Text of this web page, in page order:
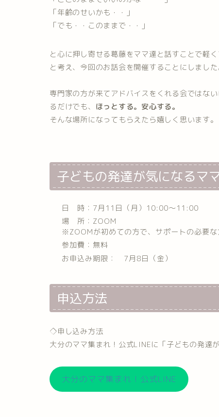
「年齢のせいかも・・」
「でも・・このままで・・」
と心に押し寄せる葛藤をママ達と話すことで軽く
と考え、今回のお話会を開催することにしました
専門家の方が来てアドバイスをくれる会ではな
るだけでも、 ほっとする。安心する。
そんな場所になってもらえたら嬉しく思います。
子どもの発達が気になるマ
日 時：7月11日（月）10:00～11:00
場 所：ZOOM
※ZOOMが初めての方で、サポートの必要な
参加費：無料
お申込み期限： 7月8日（金）
申込方法
◇申し込み方法
大分のママ集まれ！公式LINEに「子どもの発達
大分のママ集まれ！公式LINE